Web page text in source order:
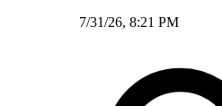
7/31/26, 8:21 PM